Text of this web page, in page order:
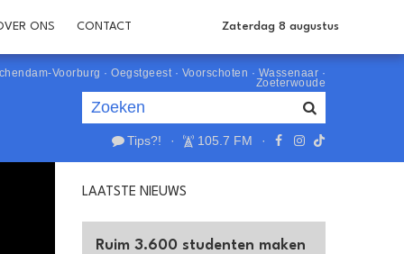
ONS CONTACT Zaterdag 8 augustus
Voorburg · Oegstgeest· Voorschoten · Wassenaar ·
Zoeterwoude
Tips?! · 105.7 FM ·
LAATSTE NIEUWS
Ruim 3.600 studenten maken